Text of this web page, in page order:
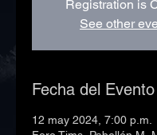
Registration is
See other
Fecha del Evento
12 may 2024, 7:00 p.m.